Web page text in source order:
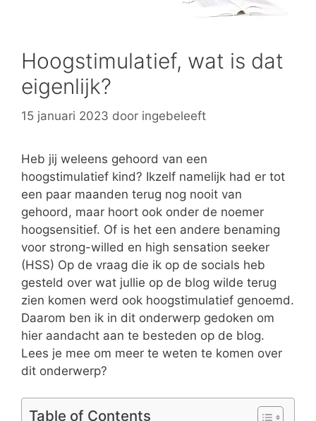
Hoogstimulatief, wat is dat
eigenlijk?
15 januari 2023 door ingebeleeft
Heb jij weleens gehoord van een
hoogstimulatief kind? Ikzelf namelijk had er tot
een paar maanden terug nog nooit van
gehoord, maar hoort ook onder de noemer
hoogsensitief. Of is het een andere benaming
voor strong-willed en high sensation seeker
(HSS) Op de vraag die ik op de socials heb
gesteld over wat jullie op de blog wilde terug
zien komen werd ook hoogstimulatief genoemd.
Daarom ben ik in dit onderwerp gedoken om
hier aandacht aan te besteden op de blog.
Lees je mee om meer te weten te komen over
dit onderwerp?
Table of Contents